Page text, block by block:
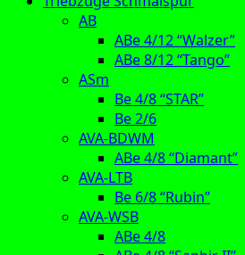
AB
ABe 4/12 “Walzer”
ABe 8/12 “Tango”
ASm
Be 4/8 “STAR”
Be 2/6
AVA-BDWM
ABe 4/8 “Diamant”
AVA-LTB
Be 6/8 “Rubin”
AVA-WSB
ABe 4/8